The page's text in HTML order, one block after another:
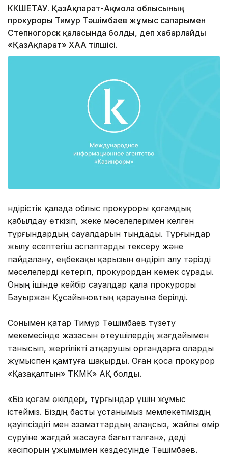
КӨКШЕТАУ. ҚазАқпарат-Ақмола облысының
прокуроры Тимур Тәшімбаев жұмыс сапарымен
Степногорск қаласында болды, деп хабарлайды
«ҚазАқпарат» ХАА тілшісі.
Өндірістік қалада облыс прокуроры қоғамдық
қабылдау өткізіп, жеке мəселелерімен келген
тұрғындардың сауалдарын тыңдады. Тұрғындар
жылу есептегіш аспаптарды тексеру жəне
пайдалану, еңбекақы қарызын өндіріп алу тəрізді
мәселелерді көтеріп, прокурордан көмек сұрады.
Оның ішінде кейбір сауалдар қала прокуроры
Бауыржан Құсайыновтың қарауына берілді.
Сонымен қатар Тимур Тәшімбаев түзету
мекемесінде жазасын өтеушілердің жағдайымен
танысып, жергілікті атқарушы органдарға оларды
жұмыспен қамтуға шақырды. Оған қоса прокурор
«Қазақалтын» ТКМК» АҚ болды.
«Біз қоғам өкілдері, тұрғындар үшін жұмыс
істейміз. Біздің басты ұстанымыз мемлекетіміздің
қауіпсіздігі мен азаматтардың алаңсыз, жайлы өмір
сүруіне жағдай жасауға бағытталған», деді
кəсіпорын ұжымымен кездесуінде Тәшімбаев.